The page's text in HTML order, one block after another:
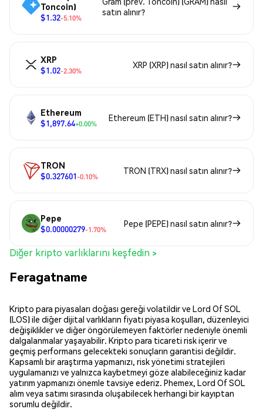
Toncoin)
$1.32-5.10%
satın alınır?
XRP
$1.02-2.30%
XRP (XRP) nasıl satın alınır?
Ethereum
$1,897.64+0.00%
Ethereum (ETH) nasıl satın alınır?
TRON
$0.327601-0.10%
TRON (TRX) nasıl satın alınır?
Pepe
$0.00000279-1.70%
Pepe (PEPE) nasıl satın alınır?
Diğer kripto varlıklarını keşfedin >
Feragatname
Kripto para piyasaları doğası gereği volatildir ve Lord Of SOL
(LOS) ile diğer dijital varlıkların fiyatı piyasa koşulları, düzenleyici
değişiklikler ve diğer öngörülemeyen faktörler nedeniyle önemli
dalgalanmalar yaşayabilir. Kripto para ticareti risk içerir ve
geçmiş performans gelecekteki sonuçların garantisi değildir.
Kapsamlı bir araştırma yapmanızı, risk yönetimi stratejileri
uygulamanızı ve yalnızca kaybetmeyi göze alabileceğiniz kadar
yatırım yapmanızı önemle tavsiye ederiz. Phemex, Lord Of SOL
alım veya satımı sırasında oluşabilecek herhangi bir kayıptan
sorumlu değildir.